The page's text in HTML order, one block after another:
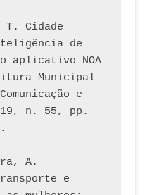
T. Cidade
de
aplicativo NOA
Municipal
e
19, n. 55, pp.
A.
e